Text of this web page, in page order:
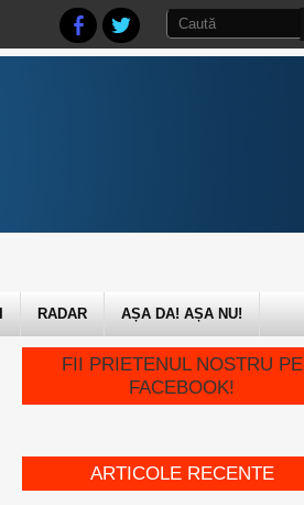
RADAR AȘA DA! AȘA NU!
FII PRIETENUL NOSTRU PE
FACEBOOK!
ARTICOLE RECENTE